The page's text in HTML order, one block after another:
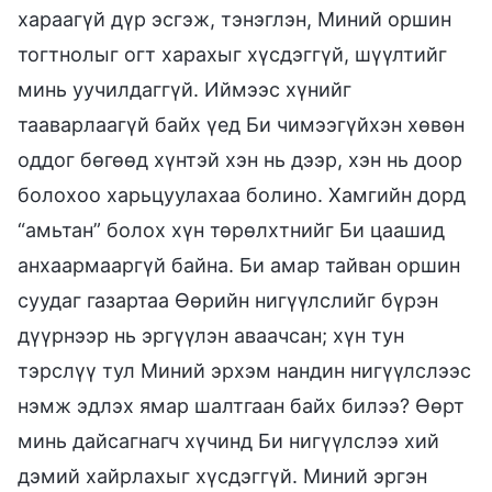
хараагүй дүр эсгэж, тэнэглэн, Миний оршин
тогтнолыг огт харахыг хүсдэггүй, шүүлтийг
минь уучилдаггүй. Иймээс хүнийг
тааварлаагүй байх үед Би чимээгүйхэн хөвөн
оддог бөгөөд хүнтэй хэн нь дээр, хэн нь доор
болохоо харьцуулахаа болино. Хамгийн дорд
“амьтан” болох хүн төрөлхтнийг Би цаашид
анхаармааргүй байна. Би амар тайван оршин
суудаг газартаа Өөрийн нигүүлслийг бүрэн
дүүрнээр нь эргүүлэн аваачсан; хүн тун
тэрслүү тул Миний эрхэм нандин нигүүлслээс
нэмж эдлэх ямар шалтгаан байх билээ? Өөрт
минь дайсагнагч хүчинд Би нигүүлслээ хий
дэмий хайрлахыг хүсдэггүй. Миний эргэн